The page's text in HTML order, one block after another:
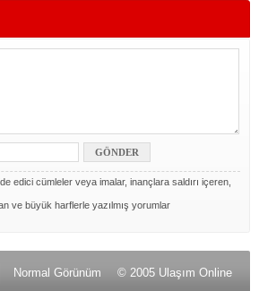
edici cümleler veya imalar, inançlara saldırı içeren,
ve büyük harflerle yazılmış yorumlar
Normal Görünüm © 2005 Ulaşım Online